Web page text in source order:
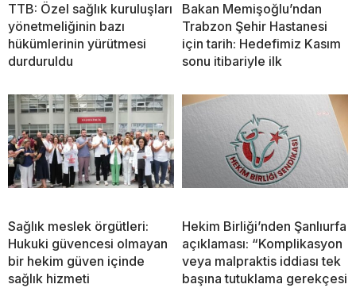
TTB: Özel sağlık kuruluşları
yönetmeliğinin bazı
hükümlerinin yürütmesi
durduruldu
Bakan Memişoğlu’ndan
Trabzon Şehir Hastanesi
için tarih: Hedefimiz Kasım
sonu itibariyle ilk
Sağlık meslek örgütleri:
Hukuki güvencesi olmayan
bir hekim güven içinde
sağlık hizmeti
Hekim Birliği’nden Şanlıurfa
açıklaması: “Komplikasyon
veya malpraktis iddiası tek
başına tutuklama gerekçesi